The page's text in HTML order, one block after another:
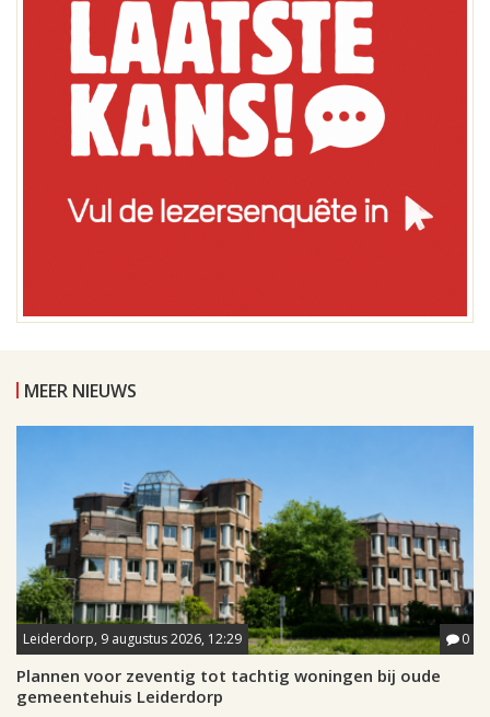
MEER NIEUWS
Leiderdorp, 9 augustus 2026, 12:29 0
Plannen voor zeventig tot tachtig woningen bij oude
gemeentehuis Leiderdorp